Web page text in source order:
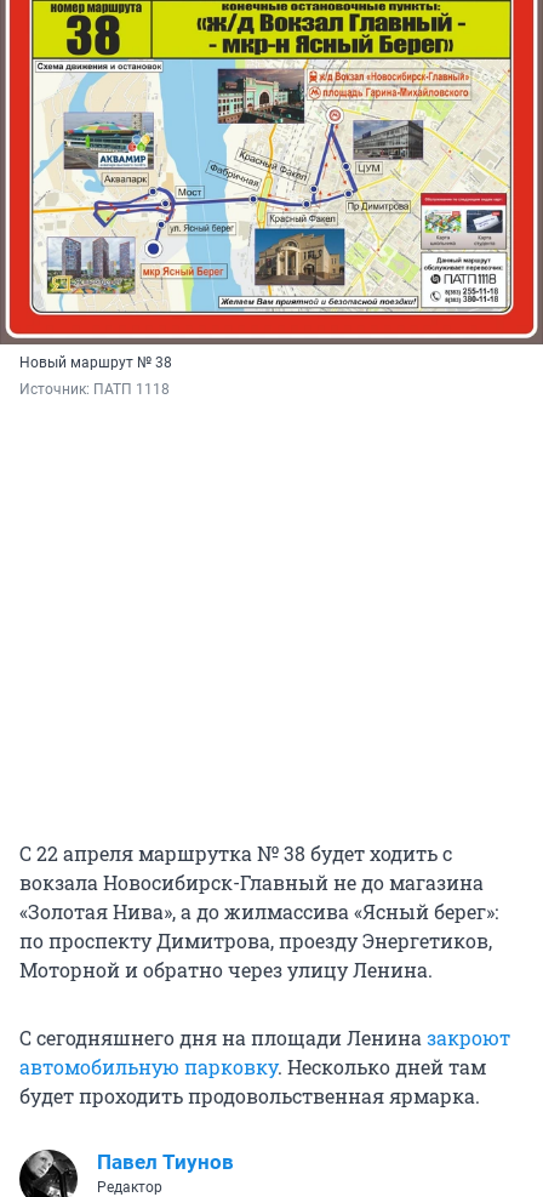
Новый маршрут № 38
Источник: ПАТП 1118
С 22 апреля маршрутка № 38 будет ходить с
вокзала Новосибирск-Главный не до магазина
«Золотая Нива», а до жилмассива «Ясный берег»:
по проспекту Димитрова, проезду Энергетиков,
Моторной и обратно через улицу Ленина.
С сегодняшнего дня на площади Ленина закроют
автомобильную парковку. Несколько дней там
будет проходить продовольственная ярмарка.
Павел Тиунов
Редактор